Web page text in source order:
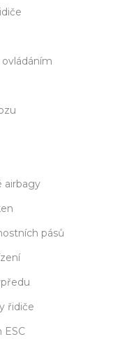
airbagy
pásů
řidiče
ESC